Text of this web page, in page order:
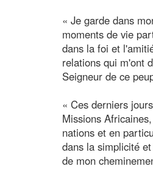
« Je garde dans
moments de vie
dans la foi et
relations qui m'ont
Seigneur de ce
« Ces derniers
Missions
nations et en
dans la simplicité
de mon